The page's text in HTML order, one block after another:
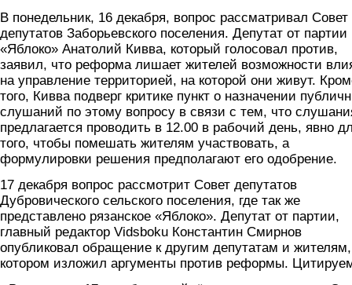
В понедельник, 16 декабря, вопрос рассматривал Совет
депутатов Заборьевского поселения. Депутат от партии
«Яблоко» Анатолий Кивва, который голосовал против,
заявил, что реформа лишает жителей возможности
на управление территорией, на которой они живут.
того, Кивва подверг критике пункт о назначении
слушаний по этому вопросу в связи с тем, что
предлагается проводить в 12.00 в рабочий день, явно
того, чтобы помешать жителям участвовать, а
формулировки решения предполагают его одобрение.
17 декабря вопрос рассмотрит Совет депутатов
Дубровического сельского поселения, где так же
представлено рязанское «Яблоко». Депутат от партии,
главный редактор Vidsboku Константин Смирнов
опубликовал обращение к другим депутатам и
котором изложил аргументы против реформы.